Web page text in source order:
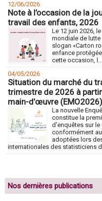
12/06/2026
Note à l’occasion de la
travail des enfants, 2026
Le 12 juin 2026,
mondiale de
slogan «Carton
enfance
cette occasion, l...
04/05/2026
Situation du marché du
trimestre de 2026 à
main-d’œuvre (EMO2026)
La nouvelle
constitue la
d'enquêtes sur le
conformément
adoptées lors
internationales des statisticiens
Nos dernières publications